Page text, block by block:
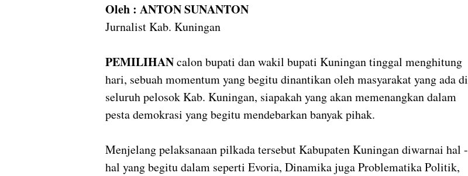
Oleh : ANTON SUNANTON
Jurnalist Kab. Kuningan
PEMILIHANcalon bupati dan wakil bupati Kuningan tinggal menghitung
hari, sebuah momentum yang begitu dinantikan oleh masyarakat yang ada di
seluruh pelosok Kab. Kuningan, siapakah yang akan memenangkan dalam
pesta demokrasi yang begitu mendebarkan banyak pihak.
Menjelang pelaksanaan pilkada tersebut Kabupaten Kuningan diwarnai hal -
hal yang begitu dalam seperti Evoria, Dinamika juga Problematika Politik,